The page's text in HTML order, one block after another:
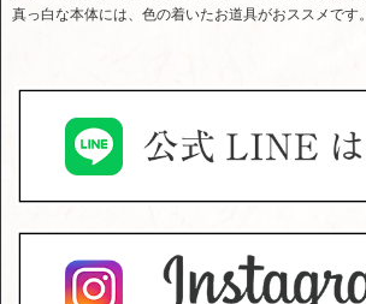
真っ白な本体には、色の着いたお道具がおススメです。